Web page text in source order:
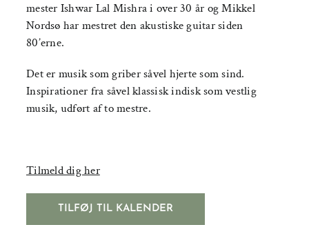
mester Ishwar Lal Mishra i over 30 år og Mikkel
Nordsø har mestret den akustiske guitar siden
80’erne.
Det er musik som griber såvel hjerte som sind.
Inspirationer fra såvel klassisk indisk som vestlig
musik, udført af to mestre.
Tilmeld dig her
TILFØJ TIL KALENDER